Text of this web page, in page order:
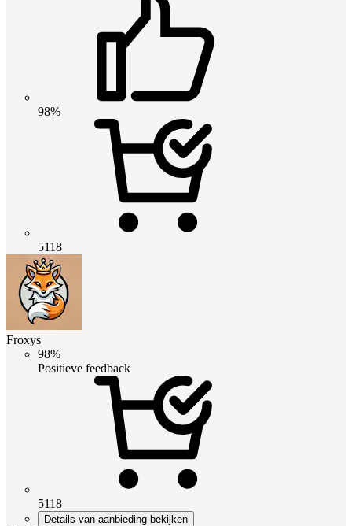
98%
5118
Froxys
98%
Positieve feedback
5118
Details van aanbieding bekijken